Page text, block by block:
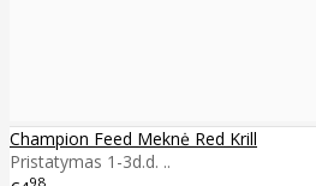
Champion Feed Meknė Red Krill
Pristatymas 1-3d.d. ..
98